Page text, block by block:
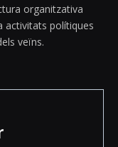
organitzativa
activitats polítiques
veïns.